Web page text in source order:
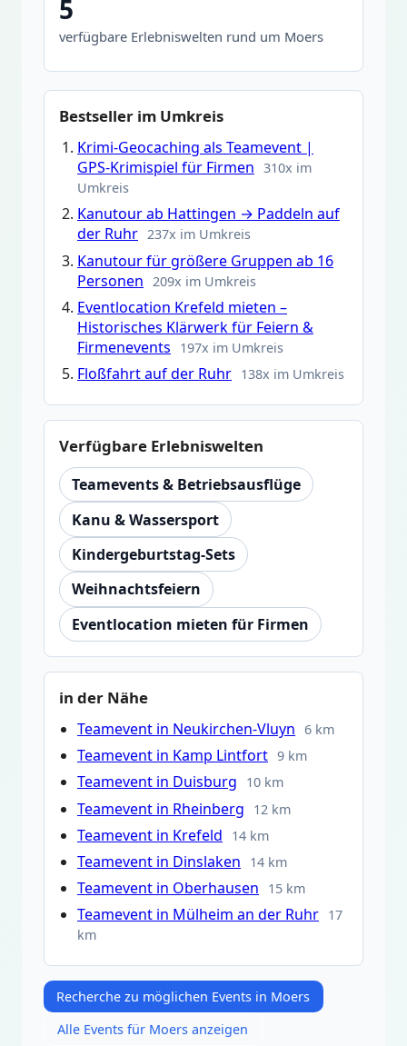
5
verfügbare Erlebniswelten rund um Moers
Bestseller im Umkreis
Krimi-Geocaching als Teamevent |
GPS-Krimispiel für Firmen 310x im
Umkreis
Kanutour ab Hattingen → Paddeln auf
der Ruhr 237x im Umkreis
Kanutour für größere Gruppen ab 16
Personen
209x im Umkreis
Eventlocation Krefeld mieten –
Historisches Klärwerk für Feiern &
Firmenevents
197x im Umkreis
Floßfahrt auf der Ruhr 138x im Umkreis
Verfügbare Erlebniswelten
Teamevents & Betriebsausflüge
Kanu & Wassersport
Kindergeburtstag-Sets
Weihnachtsfeiern
Eventlocation mieten für Firmen
in der Nähe
Teamevent in Neukirchen-Vluyn 6 km
Teamevent in Kamp Lintfort 9 km
Teamevent in Duisburg 10 km
Teamevent in Rheinberg 12 km
Teamevent in Krefeld 14 km
Teamevent in Dinslaken 14 km
Teamevent in Oberhausen 15 km
Teamevent in Mülheim an der Ruhr 17
km
Recherche zu möglichen Events in Moers
Alle Events für Moers anzeigen